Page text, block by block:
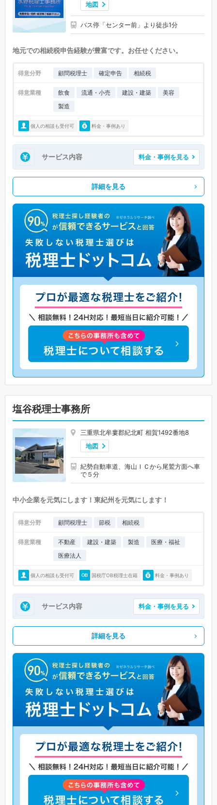
地図
バス停「センター前」より徒歩1分
地元での相続税申告経験が豊富です。お任せください。
得意分野 顧問税理士 確定申告 相続税
得意業種 飲食 流通・小売 建設・建築
美容
製造
個人の相談も受付可 料金・事例あり
サービス内容 料金・事例を見る
詳細を見る
塩谷税理士事務所
三重県北牟婁郡紀北町 相賀1492番地8
地図
紀勢自動車道、海山ＩＣから尾鷲方面へ車
で５分
中小企業を元気にします！東紀州を元気にします！
得意分野 顧問税理士 節税 相続税
得意業種 不動産 建設・建築 製造
医療・福祉
医療法人
個人の相談も受付可 国税庁OB税理士在籍 料金・事例あり
サービス内容 料金・事例を見る
詳細を見る